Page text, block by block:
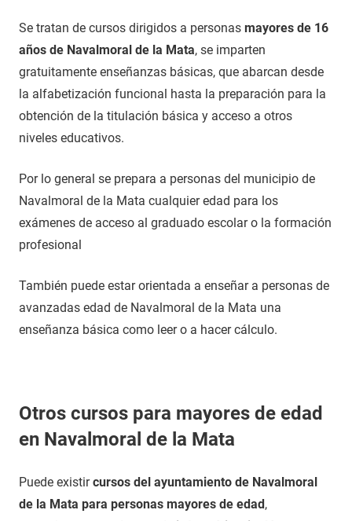
Se tratan de cursos dirigidos a personas mayores de 16
años de Navalmoral de la Mata, se imparten
gratuitamente enseñanzas básicas, que abarcan desde
la alfabetización funcional hasta la preparación para la
obtención de la titulación básica y acceso a otros
niveles educativos.
Por lo general se prepara a personas del municipio de
Navalmoral de la Mata cualquier edad para los
exámenes de acceso al graduado escolar o la formación
profesional
También puede estar orientada a enseñar a personas de
avanzadas edad de Navalmoral de la Mata una
enseñanza básica como leer o a hacer cálculo.
Otros cursos para mayores de edad
en Navalmoral de la Mata
Puede existircursos del ayuntamiento de Navalmoral
de la Mata para personas mayores de edad,